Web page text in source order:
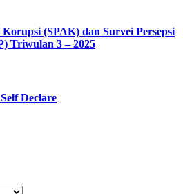
(SPAK) dan Survei Persepsi
Triwulan 3 – 2025
Declare